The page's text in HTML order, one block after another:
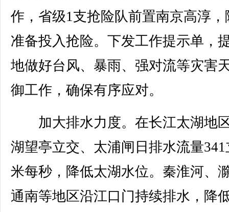
作，省级1支抢险队前置南京高淳，
准备投入抢险。下发工作提示单，
地做好台风、暴雨、强对流等灾害
御工作，确保有序应对。
加大排水力度。在长江太湖地
湖望亭立交、太浦闸日排水流量341
米每秒，降低太湖水位。秦淮河、
通南等地区沿江口门持续排水，降